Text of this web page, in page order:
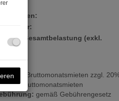
Gesamtbelastung (exkl.
3 Bruttomonatsmieten zzgl.
6 Bruttomonatsmieten
gemäß Gebührengesetz